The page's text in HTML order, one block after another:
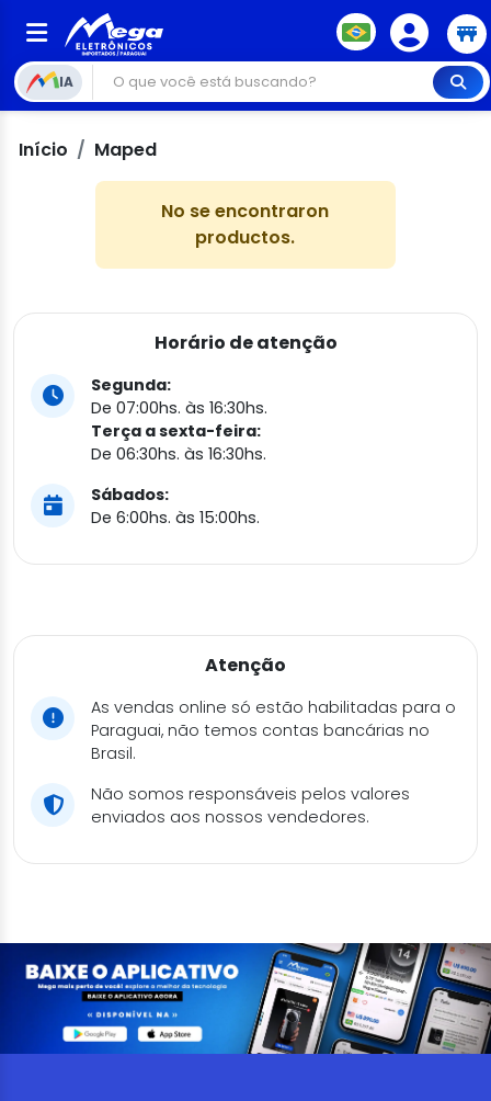
IA
Início Maped
No se encontraron
productos.
Horário de atenção
Segunda:
De 07:00hs. às 16:30hs.
Terça a sexta-feira:
De 06:30hs. às 16:30hs.
Sábados:
De 6:00hs. às 15:00hs.
Atenção
As vendas online só estão habilitadas para o
Paraguai, não temos contas bancárias no
Brasil.
Não somos responsáveis pelos valores
enviados aos nossos vendedores.